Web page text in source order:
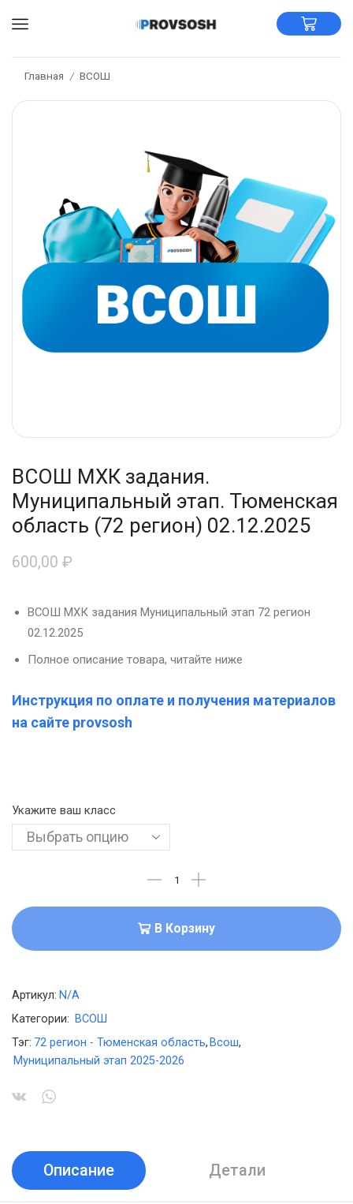
Главная / ВСОШ
ВСОШ МХК задания.
Муниципальный этап. Тюменская
область (72 регион) 02.12.2025
600,00 ₽
ВСОШ МХК задания Муниципальный этап 72 регион
02.12.2025
Полное описание товара, читайте ниже
Инструкция по оплате и получения материалов
на сайте provsosh
Укажите ваш класс
В Корзину
Артикул: N/A
Категории: ВСОШ
Тэг: 72 регион - Тюменская область, Всош,
Муниципальный этап 2025-2026
Описание Детали